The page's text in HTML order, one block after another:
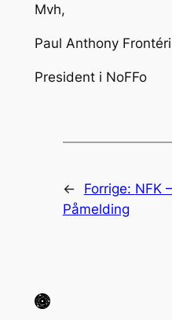
Mvh,
Paul Anthony Frontéri
President i NoFFo
← Forrige: NFK –
Påmelding